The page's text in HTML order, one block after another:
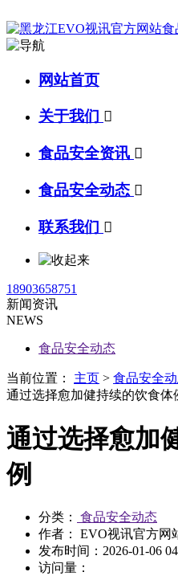
网站首页
关于我们 
食品安全资讯 
食品安全动态 
联系我们 
18903658751
新闻资讯
NEWS
食品安全动态
当前位置： 主页 > 食品安全
通过选择愈加健持续的饮食体
通过选择愈加
例
分类：
食品安全动态
作者： EVO视讯官方网
发布时间： 2026-01-06
访问量：